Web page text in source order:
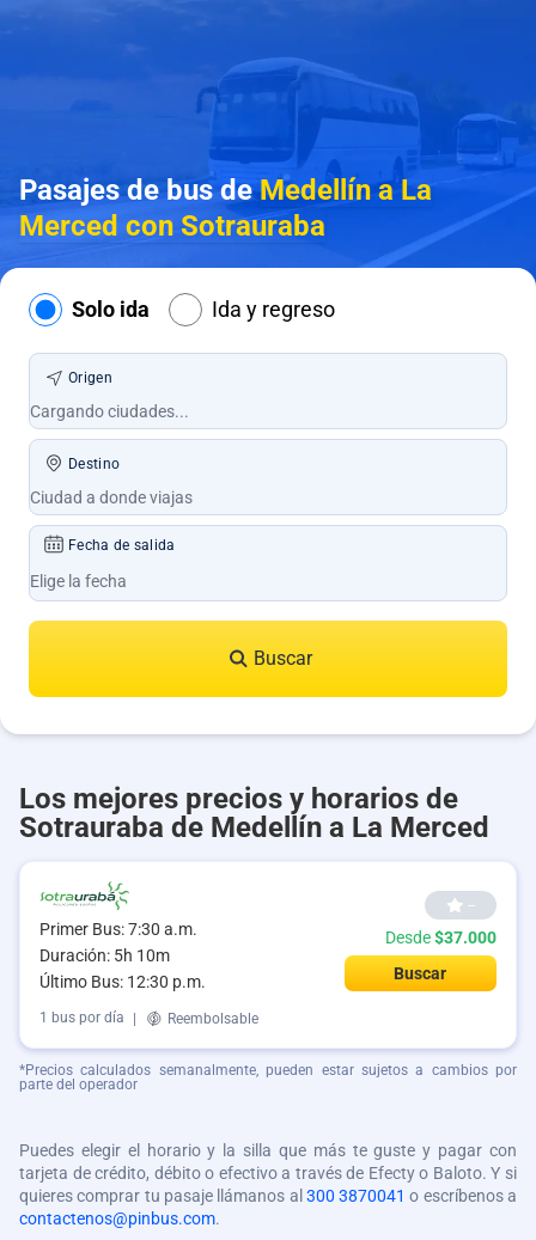
Pasajes de bus deMedellín a La
Merced con Sotrauraba
Solo ida Ida y regreso
Origen
Destino
Fecha de salida
Buscar
Los mejores precios y horarios de
Sotrauraba de Medellín a La Merced
Primer Bus: 7:30 a.m.
Duración: 5h 10m
Último Bus: 12:30 p.m.
--
Desde$37.000
Buscar
1 bus por día | Reembolsable
*Precios calculados semanalmente, pueden estar sujetos a cambios por
parte del operador
Puedes elegir el horario y la silla que más te guste y pagar con
tarjeta de crédito, débito o efectivo a través de Efecty o Baloto. Y si
quieres comprar tu pasaje llámanos al 300 3870041 o escríbenos a
contactenos@pinbus.com.